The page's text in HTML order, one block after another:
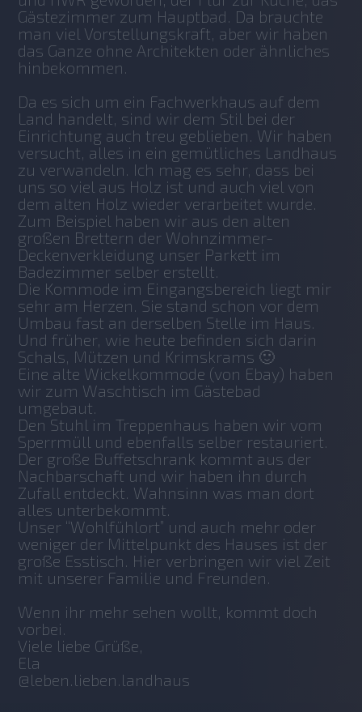
Gästezimmer zum Hauptbad. Da brauchte
man viel Vorstellungskraft, aber wir haben
das Ganze ohne Architekten oder ähnliches
hinbekommen.
Da es sich um ein Fachwerkhaus auf dem
Land handelt, sind wir dem Stil bei der
Einrichtung auch treu geblieben. Wir haben
versucht, alles in ein gemütliches Landhaus
zu verwandeln. Ich mag es sehr, dass bei
uns so viel aus Holz ist und auch viel von
dem alten Holz wieder verarbeitet wurde.
Zum Beispiel haben wir aus den alten
großen Brettern der Wohnzimmer-
Deckenverkleidung unser Parkett im
Badezimmer selber erstellt.
Die Kommode im Eingangsbereich liegt mir
sehr am Herzen. Sie stand schon vor dem
Umbau fast an derselben Stelle im Haus.
Und früher, wie heute befinden sich darin
Schals, Mützen und Krimskrams 🙂
Eine alte Wickelkommode (von Ebay) haben
wir zum Waschtisch im Gästebad
umgebaut.
Den Stuhl im Treppenhaus haben wir vom
Sperrmüll und ebenfalls selber restauriert.
Der große Buffetschrank kommt aus der
Nachbarschaft und wir haben ihn durch
Zufall entdeckt. Wahnsinn was man dort
alles unterbekommt.
Unser “Wohlfühlort” und auch mehr oder
weniger der Mittelpunkt des Hauses ist der
große Esstisch. Hier verbringen wir viel Zeit
mit unserer Familie und Freunden.
Wenn ihr mehr sehen wollt, kommt doch
vorbei.
Viele liebe Grüße,
Ela
@leben.lieben.landhaus